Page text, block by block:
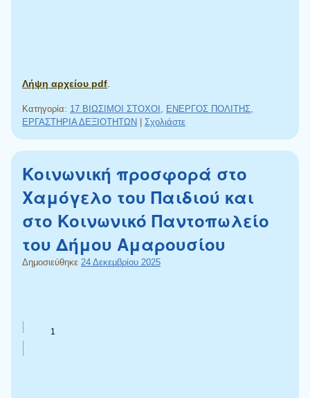
Λήψη αρχείου pdf
Κατηγορία: 17 ΒΙΩΣΙΜΟΙ ΣΤΟΧΟΙ ΕΝΕΡΓΟΣ ΠΟΛΙΤΗΣ
ΕΡΓΑΣΤΗΡΙΑ ΔΕΞΙΟΤΗΤΩΝ
Σχολιάστε
Κοινωνική προσφορά στο
Χαμόγελο του Παιδιού και
στο Κοινωνικό Παντοπωλείο
του Δήμου Αμαρουσίου
Δημοσιεύθηκε 24 Δεκεμβρίου 2025